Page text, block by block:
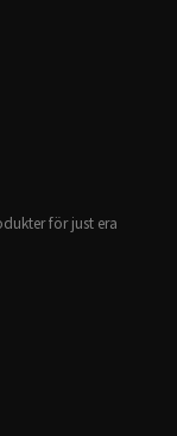
för just era